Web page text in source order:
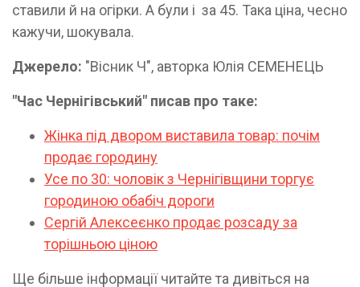
ставили й на огірки. А були і за 45. Така ціна, чесно
кажучи, шокувала.
Джерело: "Вісник Ч", авторка Юлія СЕМЕНЕЦЬ
"Час Чернігівський" писав про таке:
Жінка під двором виставила товар: почім
продає городину
Усе по 30: чоловік з Чернігівщини торгує
городиною обабіч дороги
Сергій Алексеєнко продає розсаду за
торішньою ціною
Ще більше інформації читайте та дивіться на